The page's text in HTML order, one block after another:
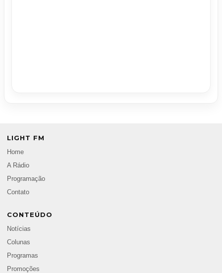
LIGHT FM
Home
A Rádio
Programação
Contato
CONTEÚDO
Notícias
Colunas
Programas
Promoções